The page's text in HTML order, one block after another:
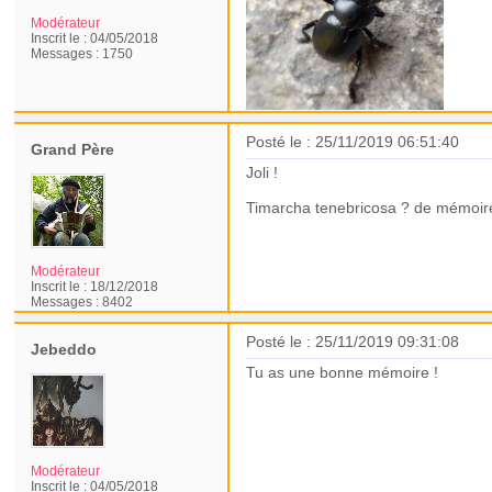
Modérateur
Inscrit le :04/05/2018
Messages : 1750
Grand Père
Modérateur
Inscrit le : 18/12/2018
Messages :8402
Posté le : 25/11/2019 06:51:40
Joli !
Timarcha tenebricosa ? de
Jebeddo
Modérateur
Inscrit le :04/05/2018
Posté le : 25/11/2019 09:31:08
Tu as une bonne mémoire !